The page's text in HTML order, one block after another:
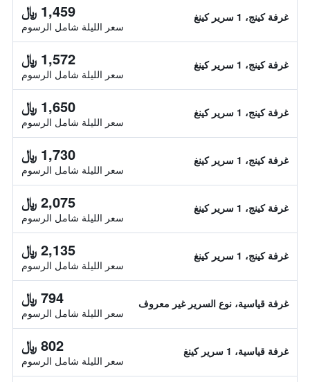
غرفة كينج، 1 سرير كينغ 1,459 ﷼
سعر الليلة شامل الرسوم
غرفة كينج، 1 سرير كينغ 1,572 ﷼
سعر الليلة شامل الرسوم
غرفة كينج، 1 سرير كينغ 1,650 ﷼
سعر الليلة شامل الرسوم
غرفة كينج، 1 سرير كينغ 1,730 ﷼
سعر الليلة شامل الرسوم
غرفة كينج، 1 سرير كينغ 2,075 ﷼
سعر الليلة شامل الرسوم
غرفة كينج، 1 سرير كينغ 2,135 ﷼
سعر الليلة شامل الرسوم
غرفة قياسية، نوع السرير غير معروف 794 ﷼
سعر الليلة شامل الرسوم
غرفة قياسية، 1 سرير كينغ 802 ﷼
سعر الليلة شامل الرسوم